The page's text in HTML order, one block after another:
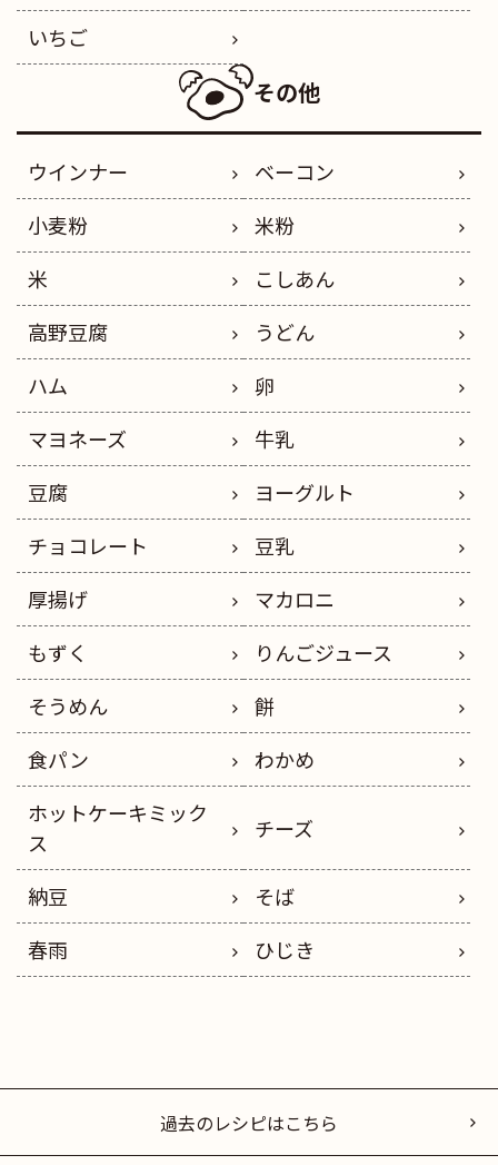
いちご
その他
ウインナー
ベーコン
小麦粉
米粉
米
こしあん
高野豆腐
うどん
ハム
卵
マヨネーズ
牛乳
豆腐
ヨーグルト
チョコレート
豆乳
厚揚げ
マカロニ
もずく
りんごジュース
そうめん
餅
食パン
わかめ
ホットケーキミック
ス
チーズ
納豆
そば
春雨
ひじき
過去のレシピはこちら